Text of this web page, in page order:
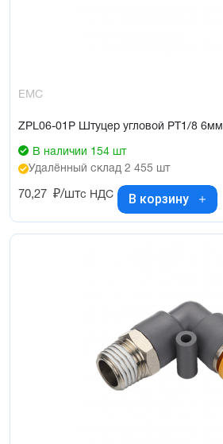
EMC
ZPL06-01P Штуцер угловой PT1/8 6мм
В наличии 154 шт
Удалённый склад 2 455 шт
70,27 ₽/штс НДС В корзину